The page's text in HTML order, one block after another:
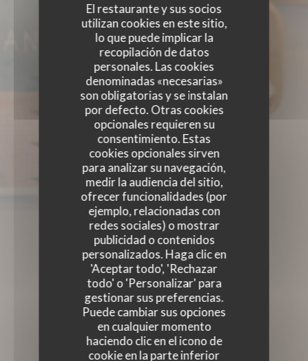
El restaurante y sus socios
utilizan cookies en este sitio,
lo que puede implicar la
recopilación de datos
personales. Las cookies
denominadas «necesarias»
son obligatorias y se instalan
por defecto. Otras cookies
opcionales requieren su
consentimiento. Estas
cookies opcionales sirven
para analizar su navegación,
medir la audiencia del sitio,
ofrecer funcionalidades (por
ejemplo, relacionadas con
redes sociales) o mostrar
publicidad o contenidos
personalizados. Haga clic en
'Aceptar todo', 'Rechazar
todo' o 'Personalizar' para
gestionar sus preferencias.
Puede cambiar sus opciones
en cualquier momento
haciendo clic en el icono de
cookie en la parte inferior
CELLARBISTRONOMIQUE|PARIS